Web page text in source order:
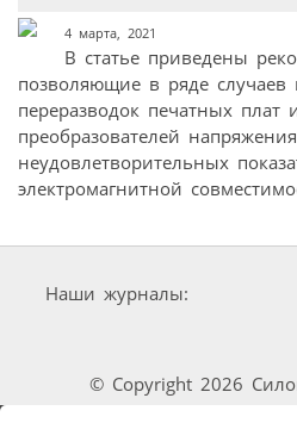
4 марта, 2021
В статье приведены
позволяющие в ряде
переразводок печатных плат
преобразователей
неудовлетворительных
электромагнитной
Наши журналы:
© Copyright 2026